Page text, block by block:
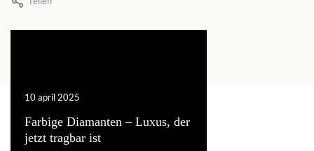
10 april 2025
Farbige Diamanten – Luxus, der
jetzt tragbar ist